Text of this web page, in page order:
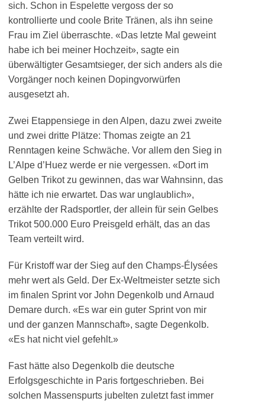
sich. Schon in Espelette vergoss der so
kontrollierte und coole Brite Tränen, als ihn seine
Frau im Ziel überraschte. «Das letzte Mal geweint
habe ich bei meiner Hochzeit», sagte ein
überwältigter Gesamtsieger, der sich anders als die
Vorgänger noch keinen Dopingvorwürfen
ausgesetzt ah.
Zwei Etappensiege in den Alpen, dazu zwei zweite
und zwei dritte Plätze: Thomas zeigte an 21
Renntagen keine Schwäche. Vor allem den Sieg in
L’Alpe d’Huez werde er nie vergessen. «Dort im
Gelben Trikot zu gewinnen, das war Wahnsinn, das
hätte ich nie erwartet. Das war unglaublich»,
erzählte der Radsportler, der allein für sein Gelbes
Trikot 500.000 Euro Preisgeld erhält, das an das
Team verteilt wird.
Für Kristoff war der Sieg auf den Champs-Élysées
mehr wert als Geld. Der Ex-Weltmeister setzte sich
im finalen Sprint vor John Degenkolb und Arnaud
Demare durch. «Es war ein guter Sprint von mir
und der ganzen Mannschaft», sagte Degenkolb.
«Es hat nicht viel gefehlt.»
Fast hätte also Degenkolb die deutsche
Erfolgsgeschichte in Paris fortgeschrieben. Bei
solchen Massenspurts jubelten zuletzt fast immer